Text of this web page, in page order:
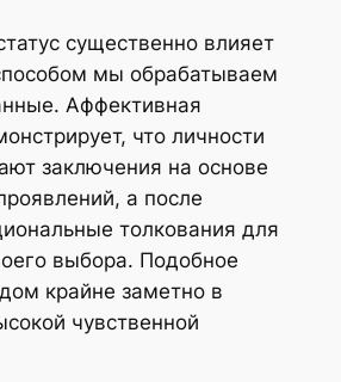
существенно влияет
мы обрабатываем
Аффективная
что личности
заключения на основе
а после
толкования для
выбора. Подобное
крайне заметно в
чувственной